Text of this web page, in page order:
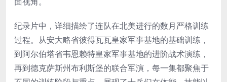
纪录片中，详细描绘了连队在北美进行的数月严格训练
过程。从安大略省彼得瓦瓦皇家军事基地的基础训练，
到阿尔伯塔省韦恩赖特皇家军事基地的进阶战术演练，
再到德克萨斯州布利斯堡的联合军演，每一集都聚焦于